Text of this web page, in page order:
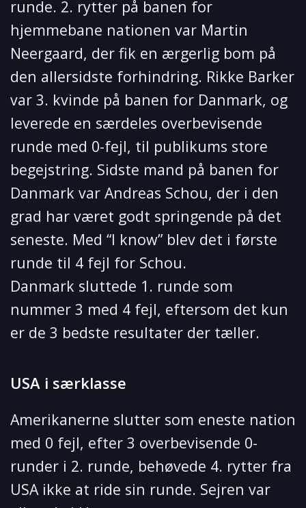
runde. 2. rytter på banen for
hjemmebane nationen var Martin
Neergaard, der fik en ærgerlig bom på
den allersidste forhindring. Rikke Barker
var 3. kvinde på banen for Danmark, og
leverede en særdeles overbevisende
runde med 0-fejl, til publikums store
begejstring. Sidste mand på banen for
Danmark var Andreas Schou, der i den
grad har været godt springende på det
seneste. Med “I know” blev det i første
runde til 4 fejl for Schou.
Danmark sluttede 1. runde som
nummer 3 med 4 fejl, eftersom det kun
er de 3 bedste resultater der tæller.
USA i særklasse
Amerikanerne slutter som eneste nation
med 0 fejl, efter 3 overbevisende 0-
runder i 2. runde, behøvede 4. rytter fra
USA ikke at ride sin runde. Sejren var